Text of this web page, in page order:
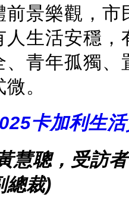
前景樂觀，
人生活安穩
、青年孤獨
。
卡加利生
慧聰，受訪
總裁)